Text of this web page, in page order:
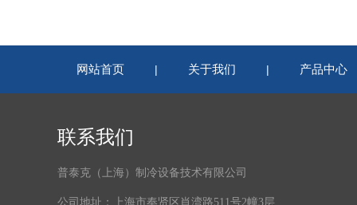
网站首页 | 关于我们 | 产品中心
联系我们
普泰克（上海）制冷设备技术有限公司
公司地址：上海市奉贤区肖湾路511号2幢3层